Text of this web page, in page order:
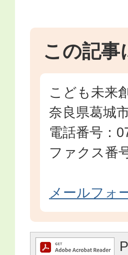
この記事
こども未来
奈良県葛城
電話番号：
ファクス番
メールフォ